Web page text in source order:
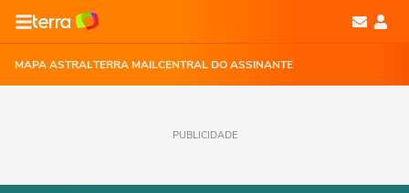
MAPA ASTRALTERRA MAILCENTRAL DO ASSINANTE
PUBLICIDADE